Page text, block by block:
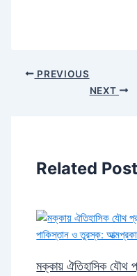
PREVIOUS
NEXT
Related
মক্কায় ঐতিহাসিক যৌথ